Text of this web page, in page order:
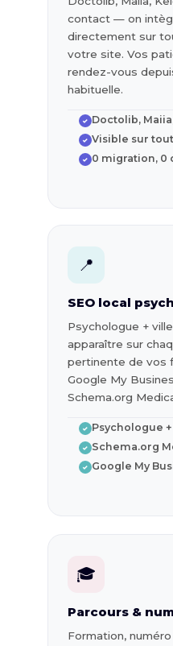
contact — on
directement sur
votre site. Vos
rendez-vous
habituelle.
✓ Doctolib,
✓ Visible sur
✓ 0 migration, 0
📍
SEO local
Psychologue +
apparaître sur
pertinente de vos
Google My
Schema.org
✓ Psychologue
✓ Schema.org
✓ Google My
🎓
Parcours &
Formation,